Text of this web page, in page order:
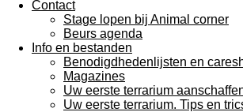
Contact
Stage lopen bij Animal corner
Beurs agenda
Info en bestanden
Benodigdhedenlijsten en
Magazines
Uw eerste terrarium
Uw eerste terrarium. Tips en